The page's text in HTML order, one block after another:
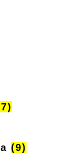
(9)